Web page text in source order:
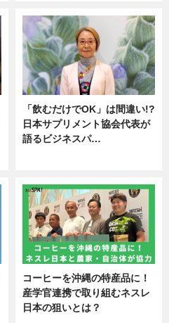
「飲むだけでOK」は間違い!?
日本サプリメント協会代表が
語るビジネスパ…
コーヒーを沖縄の特産品に！
産学官連携で取り組むネスレ
日本の狙いとは？